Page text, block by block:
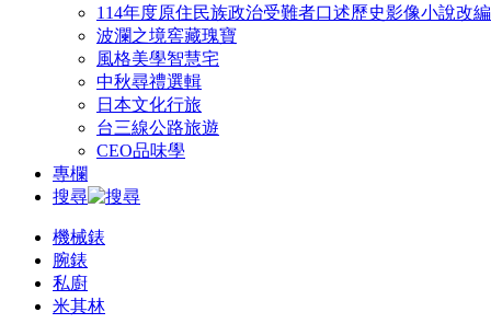
114年度原住民族政治受難者口述歷史影像小說改
波瀾之境窖藏瑰寶
風格美學智慧宅
中秋尋禮選輯
日本文化行旅
台三線公路旅遊
CEO品味學
專欄
搜尋
機械錶
腕錶
私廚
米其林